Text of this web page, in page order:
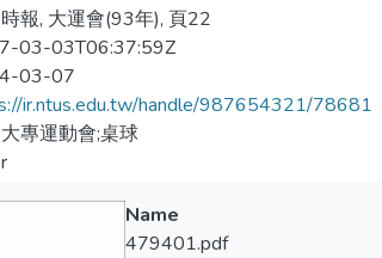
報, 大運會(93年), 頁22
03-03T06:37:59Z
03-07
ir.ntus.edu.tw/handle/987654321/78681
專運動會;桌球
Name
479401.pdf